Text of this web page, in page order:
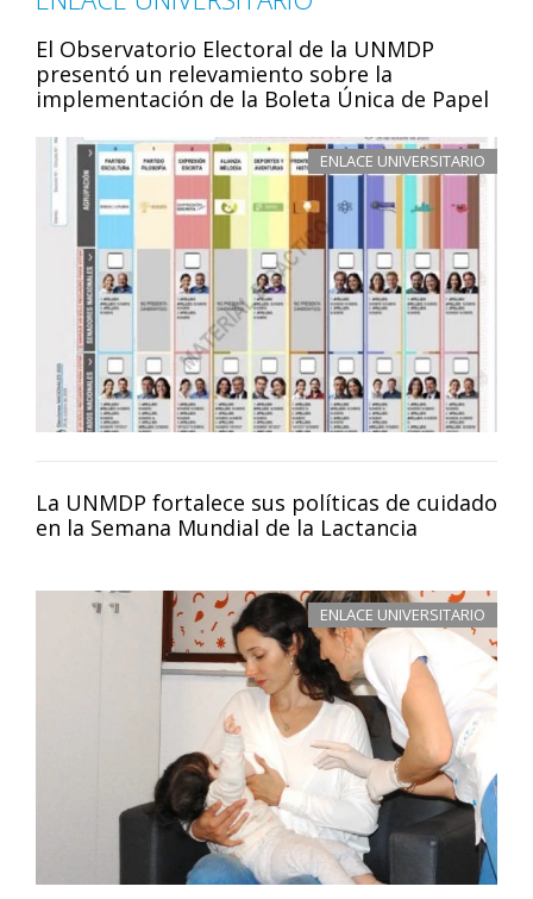
El Observatorio Electoral de la UNMDP
presentó un relevamiento sobre la
implementación de la Boleta Única de Papel
ENLACE UNIVERSITARIO
La UNMDP fortalece sus políticas de cuidado
en la Semana Mundial de la Lactancia
ENLACE UNIVERSITARIO